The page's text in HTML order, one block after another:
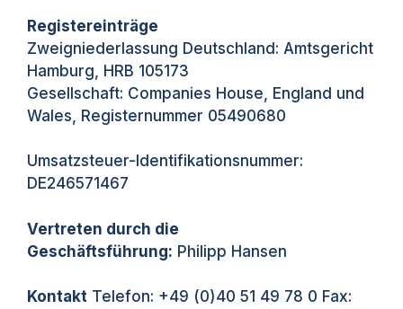
Registereinträge
Zweigniederlassung Deutschland: Amtsgericht
Hamburg, HRB 105173
Gesellschaft: Companies House, England und
Wales, Registernummer 05490680
Umsatzsteuer-Identifikationsnummer:
DE246571467
Vertreten durch die
Geschäftsführung: Philipp Hansen
Kontakt Telefon: +49 (0)40 51 49 78 0 Fax: